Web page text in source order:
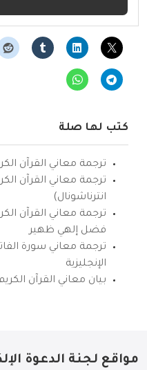
كتب لها صلة
ترجمة معاني القرآن
ترجمة معاني القرآن
انترناشونال)
ترجمة معاني القرآن
فضل إلهي ظهير
ترجمة معاني سورة
الإنجليزية
بيان معاني القرآن
مواقع لجنة الدعوة